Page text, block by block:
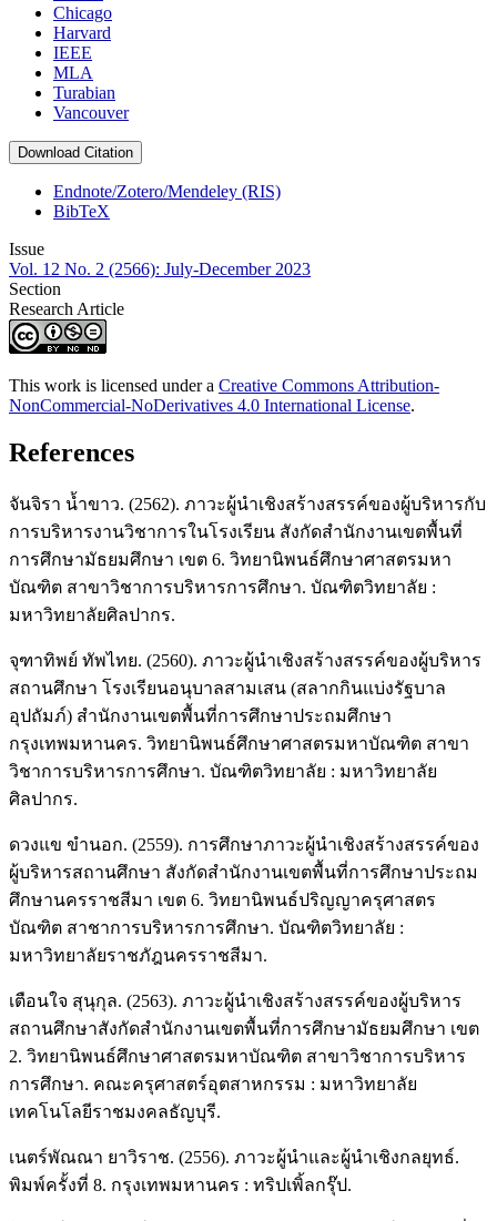
Chicago
Harvard
IEEE
MLA
Turabian
Vancouver
Download Citation
Endnote/Zotero/Mendeley (RIS)
BibTeX
Issue
Vol. 12 No. 2 (2566): July-December 2023
Section
Research Article
This work is licensed under a Creative Commons Attribution-
NonCommercial-NoDerivatives 4.0 International License.
References
จันจิรา น้ำขาว. (2562). ภาวะผู้นำเชิงสร้างสรรค์ของผู้บริหารกับ
การบริหารงานวิชาการในโรงเรียน สังกัดสำนักงานเขตพื้นที่
การศึกษามัธยมศึกษา เขต 6. วิทยานิพนธ์ศึกษาศาสตรมหา
บัณฑิต สาขาวิชาการบริหารการศึกษา. บัณฑิตวิทยาลัย :
มหาวิทยาลัยศิลปากร.
จุฑาทิพย์ ทัพไทย. (2560). ภาวะผู้นำเชิงสร้างสรรค์ของผู้บริหาร
สถานศึกษา โรงเรียนอนุบาลสามเสน (สลากกินแบ่งรัฐบาล
อุปถัมภ์) สำนักงานเขตพื้นที่การศึกษาประถมศึกษา
กรุงเทพมหานคร. วิทยานิพนธ์ศึกษาศาสตรมหาบัณฑิต สาขา
วิชาการบริหารการศึกษา. บัณฑิตวิทยาลัย : มหาวิทยาลัย
ศิลปากร.
ดวงแข ขำนอก. (2559). การศึกษาภาวะผู้นำเชิงสร้างสรรค์ของ
ผู้บริหารสถานศึกษา สังกัดสำนักงานเขตพื้นที่การศึกษาประถม
ศึกษานครราชสีมา เขต 6. วิทยานิพนธ์ปริญญาครุศาสตร
บัณฑิต สาชาการบริหารการศึกษา. บัณฑิตวิทยาลัย :
มหาวิทยาลัยราชภัฎนครราชสีมา.
เตือนใจ สุนุกุล. (2563). ภาวะผู้นําเชิงสร้างสรรค์ของผู้บริหาร
สถานศึกษาสังกัดสำนักงานเขตพื้นที่การศึกษามัธยมศึกษา เขต
2. วิทยานิพนธ์ศึกษาศาสตรมหาบัณฑิต สาขาวิชาการบริหาร
การศึกษา. คณะครุศาสตร์อุตสาหกรรม : มหาวิทยาลัย
เทคโนโลยีราชมงคลธัญบุรี.
เนตร์พัณณา ยาวิราช. (2556). ภาวะผู้นำและผู้นำเชิงกลยุทธ์.
พิมพ์ครั้งที่ 8. กรุงเทพมหานคร : ทริปเพิ้ลกรุ๊ป.